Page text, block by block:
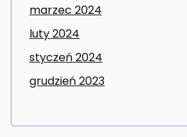
marzec 2024
luty 2024
styczeń 2024
grudzień 2023